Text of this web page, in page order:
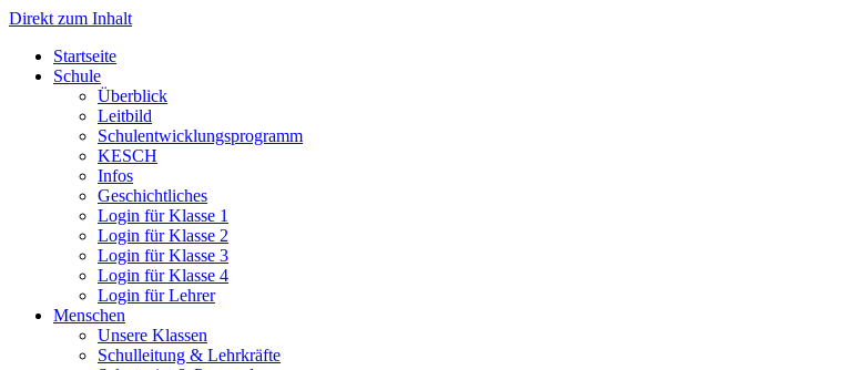
Direkt zum Inhalt
Start­sei­te
Schu­le
Über­blick
Leit­bild
Schul­ent­wick­lungs­pro­gramm
KESCH
Infos
Geschicht­li­ches
Log­in für Klas­se 1
Log­in für Klas­se 2
Log­in für Klas­se 3
Log­in für Klas­se 4
Log­in für Leh­rer
Men­schen
Unse­re Klas­sen
Schul­lei­tung & Lehr­kräf­te